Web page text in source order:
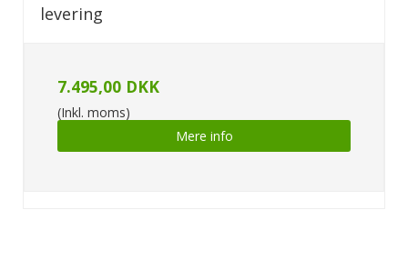
levering
7.495,00 DKK
(Inkl. moms)
Mere info